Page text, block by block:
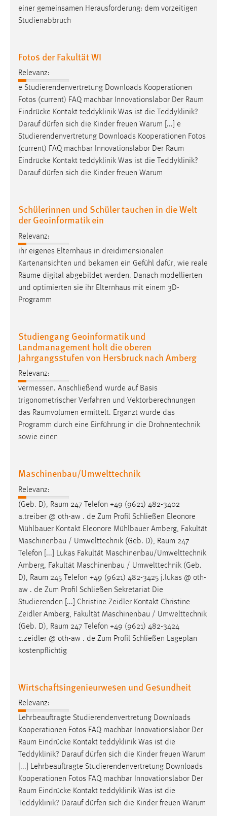
einer gemeinsamen Herausforderung: dem vorzeitigen
Studienabbruch
Fotos der Fakultät WI
Relevanz:
e Studierendenvertretung Downloads Kooperationen
Fotos (current) FAQ machbar Innovationslabor Der Raum
Eindrücke Kontakt teddyklinik Was ist die Teddyklinik?
Darauf dürfen sich die Kinder freuen Warum [...] e
Studierendenvertretung Downloads Kooperationen Fotos
(current) FAQ machbar Innovationslabor Der Raum
Eindrücke Kontakt teddyklinik Was ist die Teddyklinik?
Darauf dürfen sich die Kinder freuen Warum
Schülerinnen und Schüler tauchen in die Welt
der Geoinformatik ein
Relevanz:
ihr eigenes Elternhaus in dreidimensionalen
Kartenansichten und bekamen ein Gefühl dafür, wie reale
Räume digital abgebildet werden. Danach modellierten
und optimierten sie ihr Elternhaus mit einem 3D-
Programm
Studiengang Geoinformatik und
Landmanagement holt die oberen
Jahrgangsstufen von Hersbruck nach Amberg
Relevanz:
vermessen. Anschließend wurde auf Basis
trigonometrischer Verfahren und Vektorberechnungen
das Raumvolumen ermittelt. Ergänzt wurde das
Programm durch eine Einführung in die Drohnentechnik
sowie einen
Maschinenbau/Umwelttechnik
Relevanz:
(Geb. D), Raum 247 Telefon +49 (9621) 482-3402
a.treiber @ oth-aw . de Zum Profil Schließen Eleonore
Mühlbauer Kontakt Eleonore Mühlbauer Amberg, Fakultät
Maschinenbau / Umwelttechnik (Geb. D), Raum 247
Telefon [...] Lukas Fakultät Maschinenbau/Umwelttechnik
Amberg, Fakultät Maschinenbau / Umwelttechnik (Geb.
D), Raum 245 Telefon +49 (9621) 482-3425 j.lukas @ oth-
aw . de Zum Profil Schließen Sekretariat Die
Studierenden [...] Christine Zeidler Kontakt Christine
Zeidler Amberg, Fakultät Maschinenbau / Umwelttechnik
(Geb. D), Raum 247 Telefon +49 (9621) 482-3424
c.zeidler @ oth-aw . de Zum Profil Schließen Lageplan
kostenpflichtig
Wirtschaftsingenieurwesen und Gesundheit
Relevanz:
Lehrbeauftragte Studierendenvertretung Downloads
Kooperationen Fotos FAQ machbar Innovationslabor Der
Raum Eindrücke Kontakt teddyklinik Was ist die
Teddyklinik? Darauf dürfen sich die Kinder freuen Warum
[...] Lehrbeauftragte Studierendenvertretung Downloads
Kooperationen Fotos FAQ machbar Innovationslabor Der
Raum Eindrücke Kontakt teddyklinik Was ist die
Teddyklinik? Darauf dürfen sich die Kinder freuen Warum